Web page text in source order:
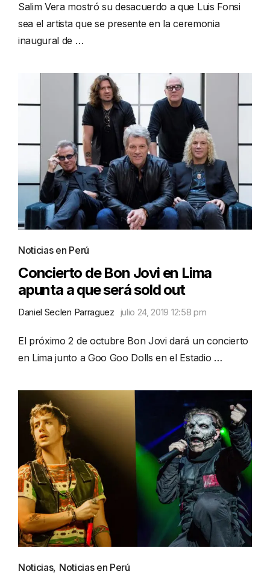
Salim Vera mostró su desacuerdo a que Luis Fonsi
sea el artista que se presente en la ceremonia
inaugural de …
Noticias en Perú
Concierto de Bon Jovi en Lima
apunta a que será sold out
Daniel Seclen Parraguez julio 24, 2019 12:58 pm
El próximo 2 de octubre Bon Jovi dará un concierto
en Lima junto a Goo Goo Dolls en el Estadio …
Noticias, Noticias en Perú